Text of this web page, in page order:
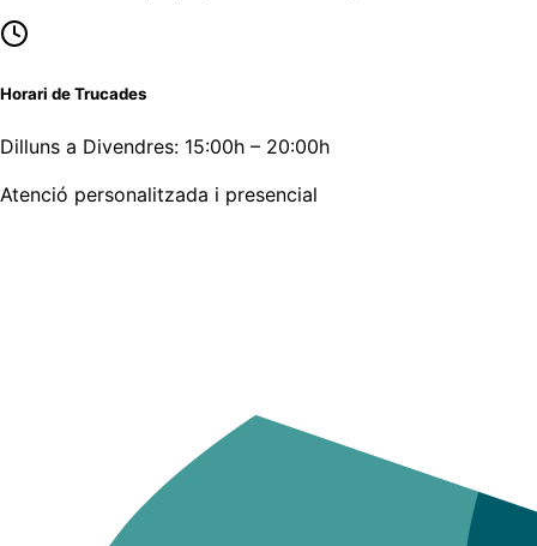
Horari de Trucades
Dilluns a Divendres: 15:00h – 20:00h
Atenció personalitzada i presencial